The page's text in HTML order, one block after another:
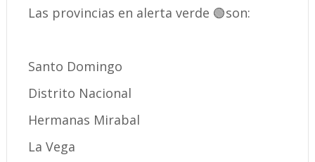
Las provincias en alerta verde 🟢son:
Santo Domingo
Distrito Nacional
Hermanas Mirabal
La Vega